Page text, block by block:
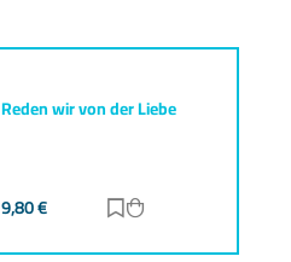
Reden wir von der Liebe
9,80€ Zur Merkliste